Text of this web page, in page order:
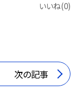
いいね(0)
次の記事